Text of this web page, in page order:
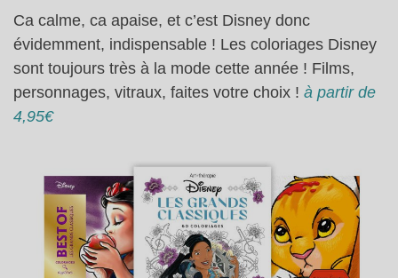
Ca calme, ca apaise, et c’est Disney donc
évidemment, indispensable ! Les coloriages Disney
sont toujours très à la mode cette année ! Films,
personnages, vitraux, faites votre choix ! à partir de
4,95€